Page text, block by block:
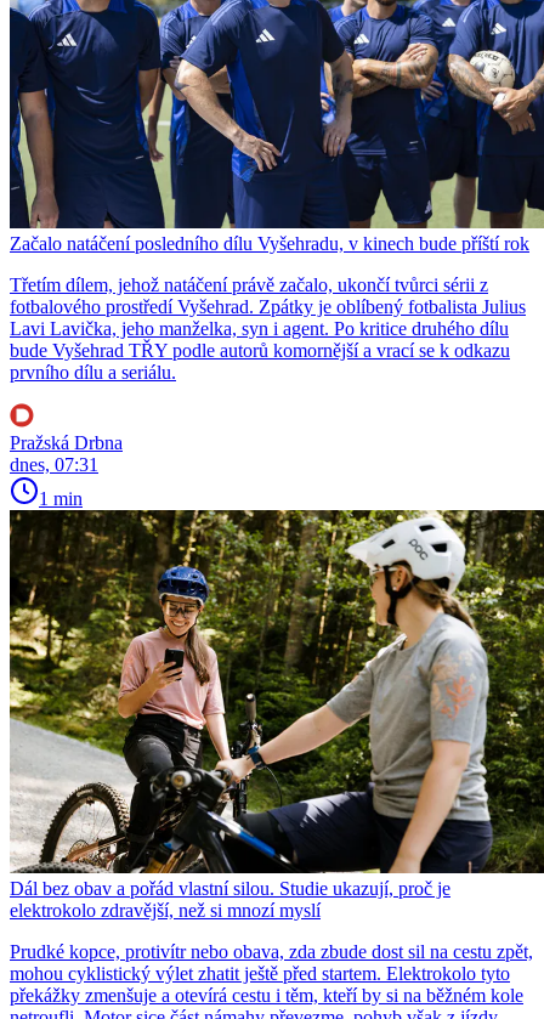
Začalo natáčení posledního dílu Vyšehradu, v kinech bude příští rok
Třetím dílem, jehož natáčení právě začalo, ukončí tvůrci sérii z
fotbalového prostředí Vyšehrad. Zpátky je oblíbený fotbalista Julius
Lavi Lavička, jeho manželka, syn i agent. Po kritice druhého dílu
bude Vyšehrad TŘY podle autorů komornější a vrací se k odkazu
prvního dílu a seriálu.
Pražská Drbna
dnes, 07:31
1 min
Dál bez obav a pořád vlastní silou. Studie ukazují, proč je
elektrokolo zdravější, než si mnozí myslí
Prudké kopce, protivítr nebo obava, zda zbude dost sil na cestu zpět,
mohou cyklistický výlet zhatit ještě před startem. Elektrokolo tyto
překážky zmenšuje a otevírá cestu i těm, kteří by si na běžném kole